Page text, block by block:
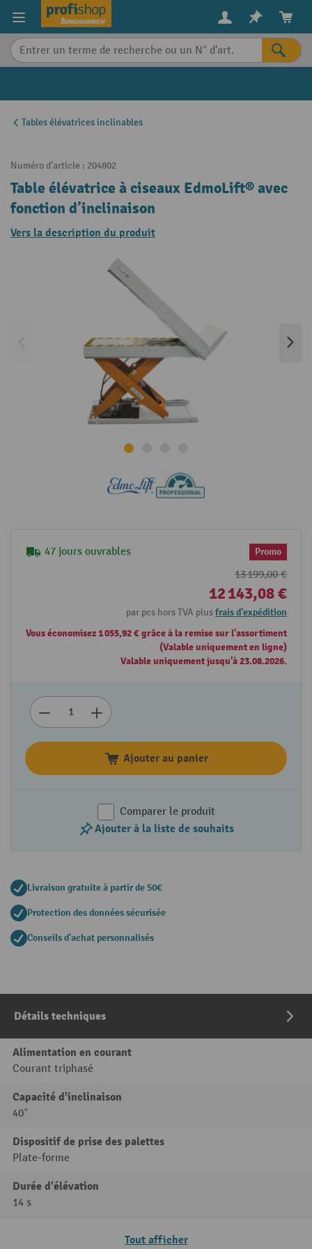
content
Tables élévatrices inclinables
Numéro d'article : 204802
Table élévatrice à ciseaux EdmoLift® avec
fonction d’inclinaison
Vers la description du produit
47 jours ouvrables Promo
13 199,00 €
12 143,08 €
par pcs hors TVA plusfrais d'expédition
Vous économisez 1 055,92 € grâce à la remise sur l'assortiment
(Valable uniquement en ligne)
Valable uniquement jusqu'à 23.08.2026.
Ajouter au panier
Comparer le produit
Ajouter à la liste de souhaits
Livraison gratuite à partir de 50€
Protection des données sécurisée
Conseils d'achat personnalisés
Détails techniques
Alimentation en courant
Courant triphasé
Capacité d'inclinaison
40°
Dispositif de prise des palettes
Plate-forme
Durée d'élévation
14 s
Tout afficher